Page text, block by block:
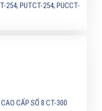
254; PUTCT-254; PUCCT-
CẤP SỐ 8 CT-300